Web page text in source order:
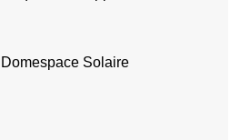
Domespace Solaire